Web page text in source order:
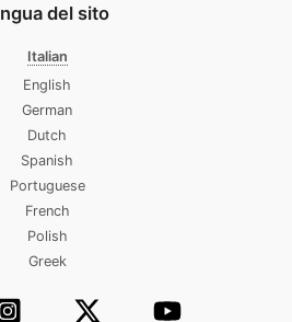
del sito
Italian
English
German
Dutch
Spanish
Portuguese
French
Polish
Greek